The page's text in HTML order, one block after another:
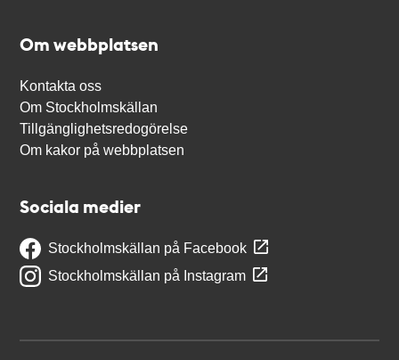
Om webbplatsen
Kontakta oss
Om Stockholmskällan
Tillgänglighetsredogörelse
Om kakor på webbplatsen
Sociala medier
Stockholmskällan på Facebook
Stockholmskällan på Instagram